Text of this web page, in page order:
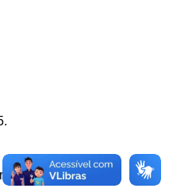
artigo.